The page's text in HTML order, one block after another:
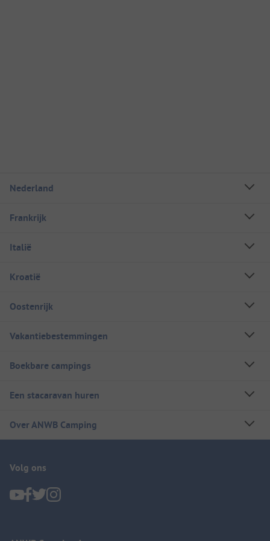
Nederland
Frankrijk
Italië
Kroatië
Oostenrijk
Vakantiebestemmingen
Boekbare campings
Een stacaravan huren
Over ANWB Camping
Volg ons